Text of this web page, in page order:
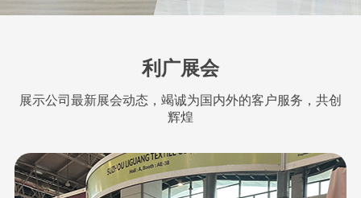
利广展会
展示公司最新展会动态，竭诚为国内外的客户服务，共创
辉煌